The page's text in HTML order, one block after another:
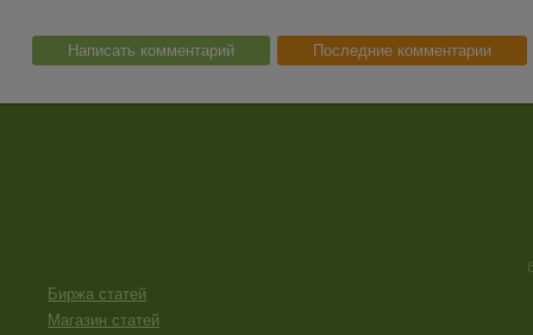
Написать комментарий Последние комментарии
Биржа статей
Магазин статей